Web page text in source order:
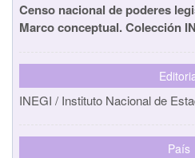
Censo nacional de poderes
Marco conceptual. Colección
INEGI / Instituto Nacional de
País